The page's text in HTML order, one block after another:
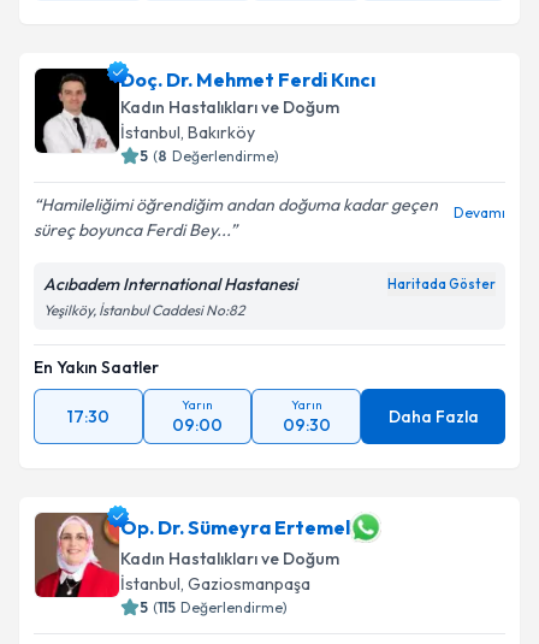
Doç. Dr. Mehmet Ferdi Kıncı
Kadın Hastalıkları ve Doğum
İstanbul, Bakırköy
5 (8 Değerlendirme)
Hamileliğimi öğrendiğim andan doğuma kadar geçen
süreç boyunca Ferdi Bey...
Devamı
Acıbadem International Hastanesi Haritada Göster
Yeşilköy, İstanbul Caddesi No:82
En Yakın Saatler
17:30
Yarın
09:00
Yarın
09:30 Daha Fazla
Op. Dr. Sümeyra Ertemel
Kadın Hastalıkları ve Doğum
İstanbul, Gaziosmanpaşa
5 (115 Değerlendirme)